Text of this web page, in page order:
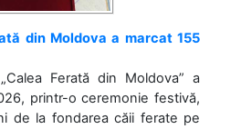
din Moldova a marcat 155
Ferată din Moldova” a
printr-o ceremonie festivă,
de la fondarea căii ferate pe